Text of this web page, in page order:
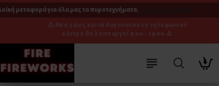
μεταφορά για όλα μας τα πυροτεχνήματα.[ Δείτε τη διαδικασία ]
⚠️ Από 5 έως και 16 Αυγούστου το τηλεφωνικό
κέντρο θα λειτουργεί 9:00 - 14:00 ⚠️